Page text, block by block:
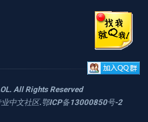
All Rights Reserved
中文社区.鄂ICP备13000850号-2